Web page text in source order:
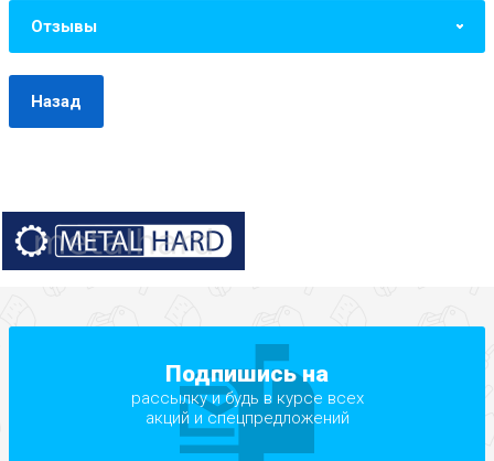
Отзывы
Назад
Подпишись на
рассылку и будь в курсе всех
акций и спецпредложений